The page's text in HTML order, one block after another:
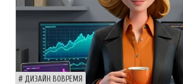
ДИЗАЙН ВОВРЕМЯ